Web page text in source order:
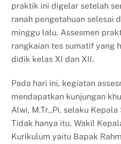
praktik ini digelar setelah
ranah pengetahuan selesai
minggu lalu. Assesmen
rangkaian tes sumatif yang
didik kelas XI dan XII.
Pada hari ini, kegiatan
mendapatkan kunjungan
Alwi, M.Tr.,Pi. selaku
Tidak hanya itu, Wakil
Kurikulum yaitu Bapak